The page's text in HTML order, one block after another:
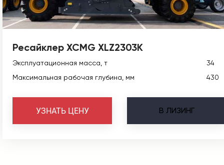
Ресайклер XCMG XLZ2303K
Эксплуатационная масса, т
34
Максимальная рабочая глубина, мм
430
В ЛИЗИНГ
УЗНАТЬ ЦЕНУ